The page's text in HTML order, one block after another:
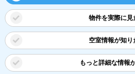
物件を実際に見
空室情報が知り
もっと詳細な情報